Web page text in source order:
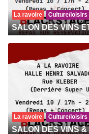
La ravoire Culture/loisirs
SALON DES VINS
La ravoire Culture/loisirs
SALON DES VINS